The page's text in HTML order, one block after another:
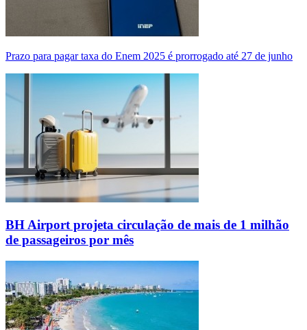
Prazo para pagar taxa do Enem 2025 é prorrogado até 27 de junho
BH Airport projeta circulação de mais de 1 milhão
de passageiros por mês